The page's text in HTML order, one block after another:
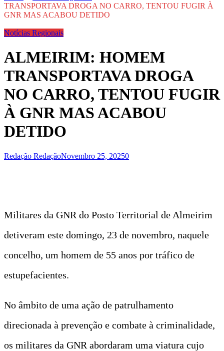
TRANSPORTAVA DROGA NO CARRO, TENTOU FUGIR À
GNR MAS ACABOU DETIDO
Notícias Regionais
ALMEIRIM: HOMEM
TRANSPORTAVA DROGA
NO CARRO, TENTOU FUGIR
À GNR MAS ACABOU
DETIDO
Redação RedaçãoNovembro 25, 20250
Militares da GNR do Posto Territorial de Almeirim
detiveram este domingo, 23 de novembro, naquele
concelho, um homem de 55 anos por tráfico de
estupefacientes.
No âmbito de uma ação de patrulhamento
direcionada à prevenção e combate à criminalidade,
os militares da GNR abordaram uma viatura cujo